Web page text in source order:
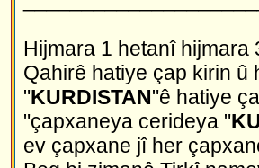
Hijmara 1 hetanî hijmara
Qahirê hatiye çap kirin û
"KURDISTAN"ê hatiye
"çapxaneya cerideya "
ev çapxane jî her